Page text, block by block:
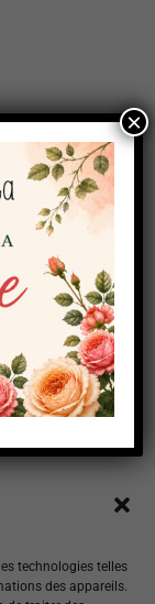
technologies telles
des appareils.
×